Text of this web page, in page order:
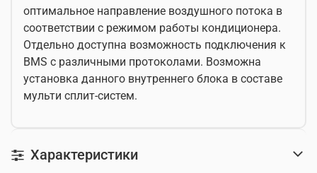
оптимальное направление воздушного потока в
соответствии с режимом работы кондиционера.
Отдельно доступна возможность подключения к
BMS с различными протоколами. Возможна
установка данного внутреннего блока в составе
мульти сплит-систем.
Характеристики